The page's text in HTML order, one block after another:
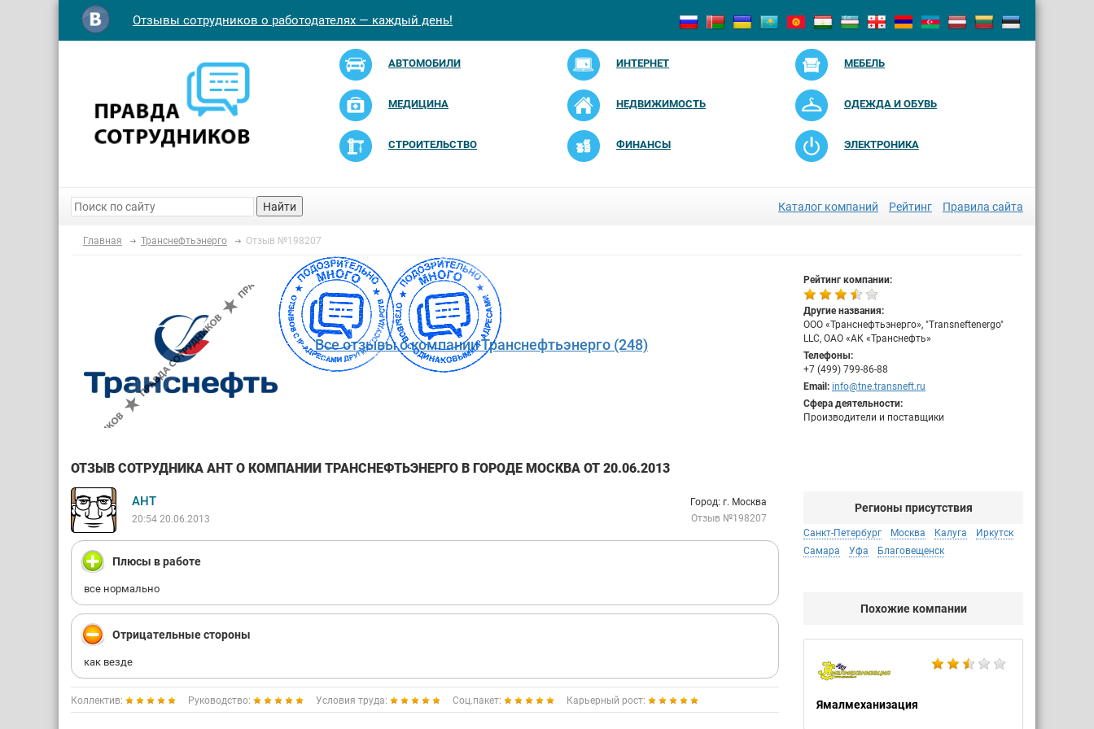
Отзывы сотрудников о работодателях — каждый день!
АВТОМОБИЛИ ИНТЕРНЕТ МЕБЕЛЬ
МЕДИЦИНА НЕДВИЖИМОСТЬ ОДЕЖДА И ОБУВЬ
СТРОИТЕЛЬСТВО ФИНАНСЫ ЭЛЕКТРОНИКА
Найти Каталог компаний Рейтинг Правила сайта
Главная Транснефтьэнерго Отзыв №198207
Все отзывы о компании Транснефтьэнерго (248)
Рейтинг компании:
Другие названия:
ООО «Транснефтьэнерго», "Transneftenergo"
LLC, ОАО «АК «Транснефть»
Телефоны:
+7 (499) 799-86-88
Email: info@tne.transneft.ru
Сфера деятельности:
Производители и поставщики
ОТЗЫВ СОТРУДНИКА АНТ О КОМПАНИИ ТРАНСНЕФТЬЭНЕРГО В ГОРОДЕ МОСКВА ОТ 20.06.2013
АНТ
20:54 20.06.2013
Город: г. Москва
Отзыв №198207
Плюсы в работе
все нормально
Отрицательные стороны
как везде
Коллектив: Руководство: Условия труда: Соц.пакет: Карьерный рост:
Регионы присутствия
Санкт-Петербург Москва Калуга
Иркутск
Самара
Уфа Благовещенск
Похожие компании
Ямалмеханизация